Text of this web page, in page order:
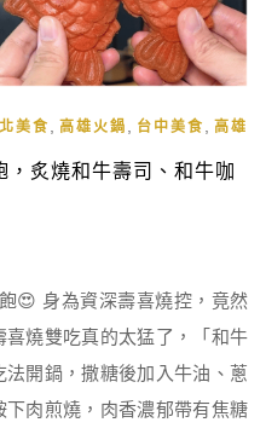
美食 高雄火鍋 台中美食 高雄
，炙燒和牛壽司、和牛咖
😍 身為資深壽喜燒控，竟然
燒雙吃真的太猛了，「和牛
開鍋，撒糖後加入牛油、蔥
肉煎燒，肉香濃郁帶有焦糖